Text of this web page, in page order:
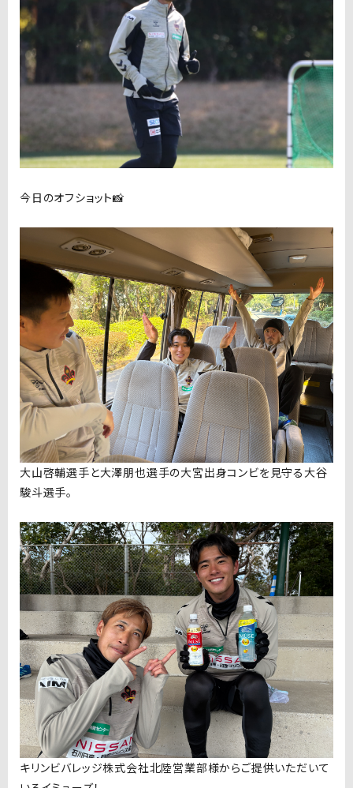
今日のオフショット📸
大山啓輔選手と大澤朋也選手の大宮出身コンビを見守る大谷
駿斗選手。
キリンビバレッジ株式会社北陸営業部様からご提供いただいて